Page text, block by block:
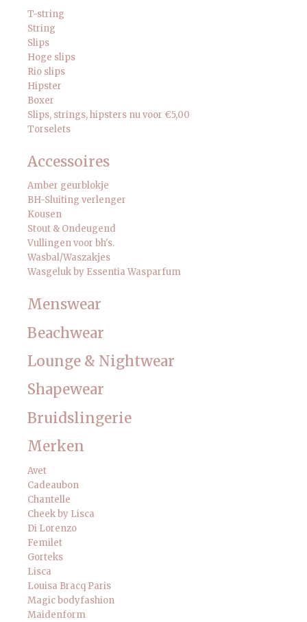
T-string
String
Slips
Hoge slips
Rio slips
Hipster
Boxer
Slips, strings, hipsters nu voor €5,00
Torselets
Accessoires
Amber geurblokje
BH-Sluiting verlenger
Kousen
Stout & Ondeugend
Vullingen voor bh's.
Wasbal/Waszakjes
Wasgeluk by Essentia Wasparfum
Menswear
Beachwear
Lounge & Nightwear
Shapewear
Bruidslingerie
Merken
Avet
Cadeaubon
Chantelle
Cheek by Lisca
Di Lorenzo
Femilet
Gorteks
Lisca
Louisa Bracq Paris
Magic bodyfashion
Maidenform